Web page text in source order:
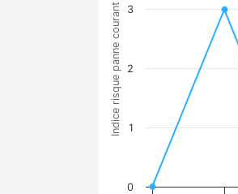
Indice risque panne courant
0
1
2
3